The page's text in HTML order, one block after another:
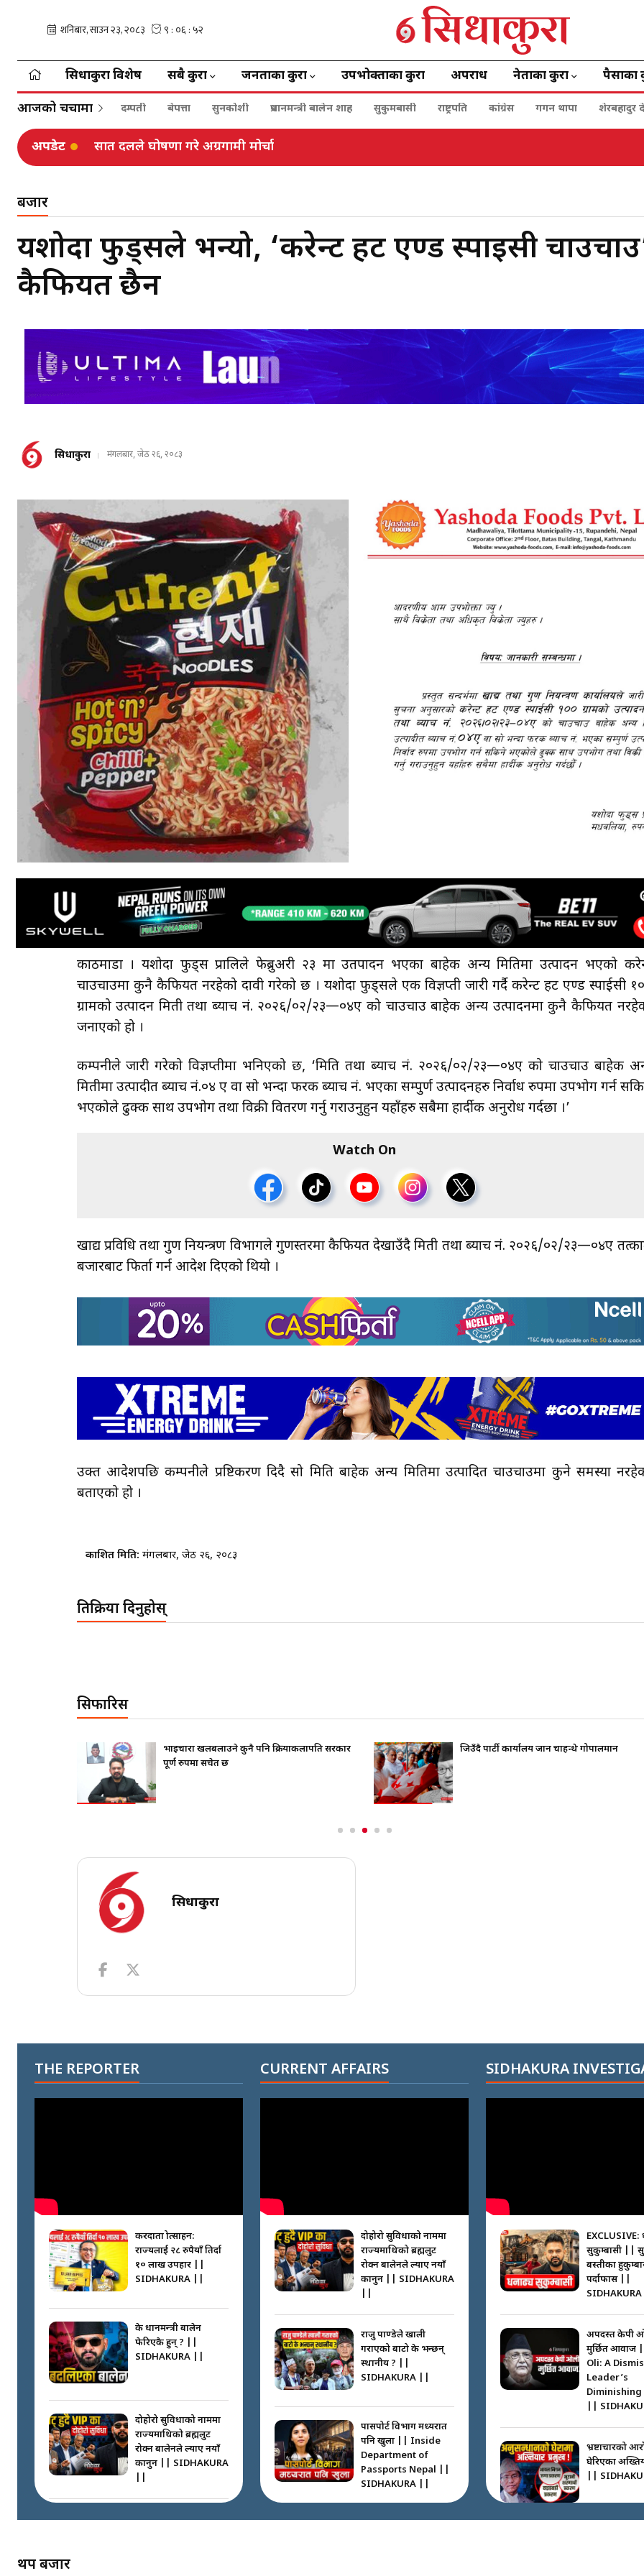
सिधाकुरा विशेष सबै कुरा जनताका कुरा उपभोक्ताका कुरा अपराध नेताका कुरा पैसाका
आजको चर्चामा दम्पती बेपत्ता सुनकोशी प्रधानमन्त्री बालेन शाह सुकुमबासी राष्ट्रपति कांग्रेस गगन थापा शेरबहादुर
अपडेट सात दलले घोषणा गरे अग्रगामी मोर्चा
भैंसेपाटी आवासमा कहिले सर्छन् मन्त्रीहरू ?
बजार
यशोदा फुड्सले भन्यो, ‘करेन्ट हट एण्ड स्पाईसी
कैफियत छैन
सिधाकुरा मंगलबार, जेठ २६, २०८३
काठमाडौँ । यशोदा फुड्स प्रालिले फेब्रुअरी २३ मा उतपादन भएका बाहेक अन्य मितिमा उत्पादन भएको
चाउचाउमा कुनै कैफियत नरहेको दावी गरेको छ । यशोदा फुड्सले एक विज्ञप्ती जारी गर्दै करेन्ट हट एण्ड स्पाईसी
ग्रामको उत्पादन मिती तथा ब्याच नं. २०२६/०२/२३—०४ए को चाउचाउ बाहेक अन्य उत्पादनमा कुनै कैफियत
जनाएको हो ।
कम्पनीले जारी गरेको विज्ञप्तीमा भनिएको छ, ‘मिति तथा ब्याच नं. २०२६/०२/२३—०४ए को चाउचाउ बाहेक
मितीमा उत्पादीत ब्याच नं.०४ ए वा सो भन्दा फरक ब्याच नं. भएका सम्पुर्ण उत्पादनहरु निर्वाध रुपमा उपभोग गर्न
भएकोले ढुक्क साथ उपभोग तथा विक्री वितरण गर्नु गराउनुहुन यहाँहरु सबैमा हार्दीक अनुरोध गर्दछौँ ।’
Watch On
खाद्य प्रविधि तथा गुण नियन्त्रण विभागले गुणस्तरमा कैफियत देखाउँदै मिती तथा ब्याच नं. २०२६/०२/२३—०४ए
बजारबाट फिर्ता गर्न आदेश दिएको थियो ।
उक्त आदेशपछि कम्पनीले प्रष्टिकरण दिदै सो मिति बाहेक अन्य मितिमा उत्पादित चाउचाउमा कुने समस्या
बताएको हो ।
प्रकाशित मिति: मंगलबार, जेठ २६, २०८३
प्रतिक्रिया दिनुहोस्
सिफारिस
भाइचारा खलबलाउने कुनै पनि क्रियाकलापप्रति सरकार
पूर्ण रुपमा सचेत छ
जिउँदै पार्टी कार्यालय जान चाहन्थे गोपालमान
सिधाकुरा
THE REPORTER
करदाता प्रोत्साहन:
राज्यलाई २८ रुपैयाँ तिर्दा
१० लाख उपहार ||
SIDHAKURA ||
के प्रधानमन्त्री बालेन
फेरिएकै हुन् ? ||
SIDHAKURA ||
दोहोरो सुविधाको नाममा
राज्यमाथिको ब्रह्मलुट
रोक्न बालेनले ल्याए नयाँ
कानुन || SIDHAKURA
निम्सदाइसँगै अस्ताएका
CURRENT AFFAIRS
दोहोरो सुविधाको नाममा
राज्यमाथिको ब्रह्मलुट
रोक्न बालेनले ल्याए नयाँ
कानुन || SIDHAKURA
राजु पाण्डेले खाली
गराएको बाटो के भन्छन्
स्थानीय ? ||
SIDHAKURA ||
पासपोर्ट विभाग मध्यरात
पनि खुला || Inside
Department of
Passports Nepal ||
SIDHAKURA ||
SIDHAKURA
EXCLUSIVE:
सुकुम्बासी ||
बस्तीका
पर्दाफास ||
अपदस्त केपी
मुर्छित आवाज
Oli: A
Leader’s
Diminishing
||
भ्रष्टाचारको
घेरिएका
||
थप बजार